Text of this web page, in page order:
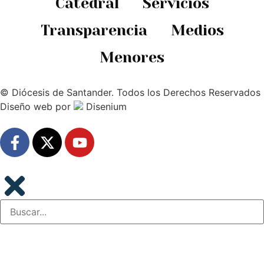
Catedral
Servicios
Transparencia
Medios
Menores
© Diócesis de Santander. Todos los Derechos Reservados
Diseño web por Disenium